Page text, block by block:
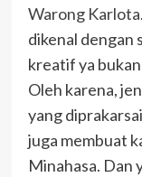
Warong Karlota
dikenal dengan
kreatif ya
Oleh karena,
yang
juga membuat
Minahasa. Dan